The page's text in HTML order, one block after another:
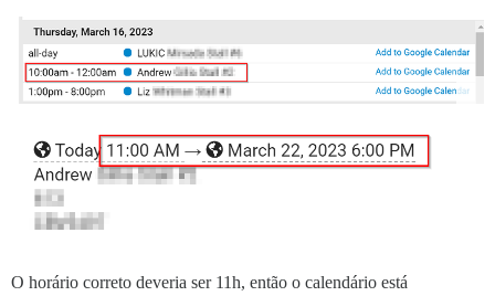
O horário correto deveria ser 11h, então o calendário está